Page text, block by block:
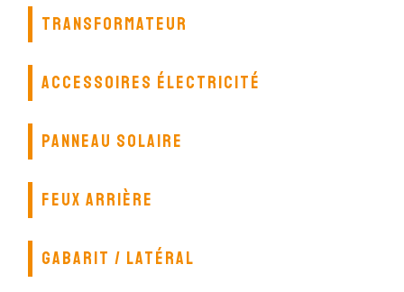
TRANSFORMATEUR
ACCESSOIRES ÉLECTRICITÉ
PANNEAU SOLAIRE
FEUX ARRIÈRE
GABARIT / LATÉRAL